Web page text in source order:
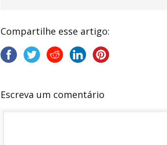
Compartilhe esse artigo:
Escreva um comentário